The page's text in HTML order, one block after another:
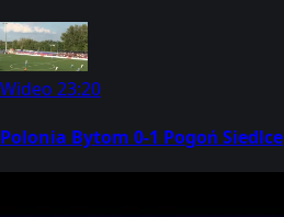
Wideo 23:20
Polonia Bytom 0-1 Pogoń Siedlce